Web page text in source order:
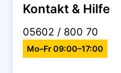
Kontakt & Hilfe
05602 / 800 70
Mo–Fr 09:00–17:00